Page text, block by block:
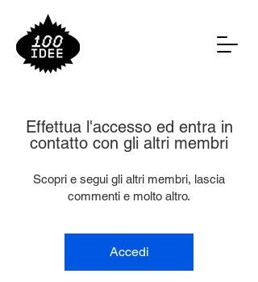
Effettua l'accesso ed entra in
contatto con gli altri membri
Scopri e segui gli altri membri, lascia
commenti e molto altro.
Accedi